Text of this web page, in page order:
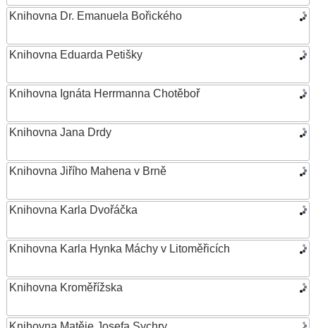
Knihovna Dr. Emanuela Bořického
Knihovna Eduarda Petišky
Knihovna Ignáta Herrmanna Chotěboř
Knihovna Jana Drdy
Knihovna Jiřího Mahena v Brně
Knihovna Karla Dvořáčka
Knihovna Karla Hynka Máchy v Litoměřicích
Knihovna Kroměřížska